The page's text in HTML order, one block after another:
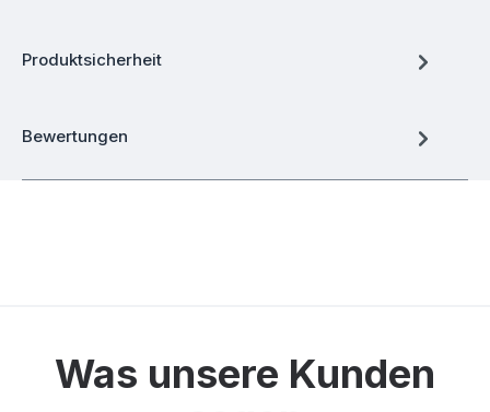
Produktsicherheit
Bewertungen
Was unsere Kunden